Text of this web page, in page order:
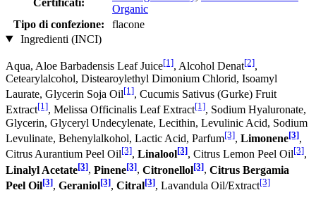
Organic
Tipo di confezione:
flacone
Ingredienti (INCI)
Aqua, Aloe Barbadensis Leaf Juice[1], Alcohol Denat[2],
Cetearylalcohol, Distearoylethyl Dimonium Chlorid, Isoamyl
Laurate, Glycerin Soja Oil[1], Cucumis Sativus (Gurke) Fruit
Extract[1], Melissa Officinalis Leaf Extract[1], Sodium Hyaluronate,
Glycerin, Glyceryl Undecylenate, Lecithin, Levulinic Acid, Sodium
Levulinate, Behenylalkohol, Lactic Acid, Parfum[3], Limonene[3],
Citrus Aurantium Peel Oil[3], Linalool[3], Citrus Lemon Peel Oil[3],
Linalyl Acetate[3], Pinene[3], Citronellol[3], Citrus Bergamia
Peel Oil[3], Geraniol[3], Citral[3], Lavandula Oil/Extract[3]